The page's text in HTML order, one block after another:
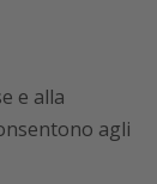
e alla
agli